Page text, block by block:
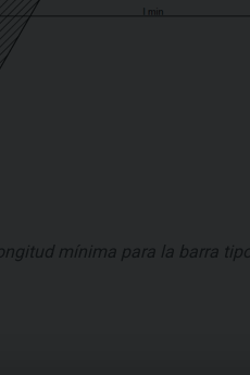
mínima para la barra